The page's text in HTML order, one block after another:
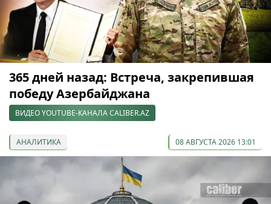
365 дней назад: Встреча, закрепившая
победу Азербайджана
ВИДЕО YOUTUBE-КАНАЛА CALIBER.AZ
АНАЛИТИКА 08 АВГУСТА 2026 13:01